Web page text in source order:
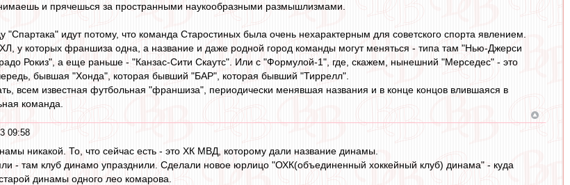
и прячешься за пространными наукообразными размышлизмами.
идут потому, что команда Старостиных была очень нехарактерным для советского спорта явлением.
у которых франшиза одна, а название и даже родной город команды могут меняться - типа там "Нью-Джерси
Рокиз", а еще раньше - "Канзас-Сити Скаутс". Или с "Формулой-1", где, скажем, нынешний "Мерседес" - это
бывшая "Хонда", которая бывший "БАР", которая бывший "Тиррелл".
всем известная футбольная "франшиза", периодически менявшая названия и в конце концов влившаяся в
команда.
09:58
никакой. То, что сейчас есть - это ХК МВД, которому дали название динамы.
- там клуб динамо упразднили. Сделали новое юрлицо "ОХК(объединенный хоккейный клуб) динама" - куда
динамы одного лео комарова.